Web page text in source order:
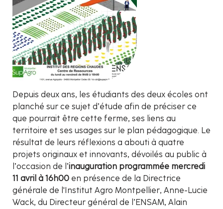
Depuis deux ans, les étudiants des deux écoles ont
planché sur ce sujet d’étude afin de préciser ce
que pourrait être cette ferme, ses liens au
territoire et ses usages sur le plan pédagogique. Le
résultat de leurs réflexions a abouti à quatre
projets originaux et innovants, dévoilés au public à
l’occasion de l’inauguration programmée mercredi
11 avril à 16h00 en présence de la Directrice
générale de l'Institut Agro Montpellier, Anne-Lucie
Wack, du Directeur général de l’ENSAM, Alain